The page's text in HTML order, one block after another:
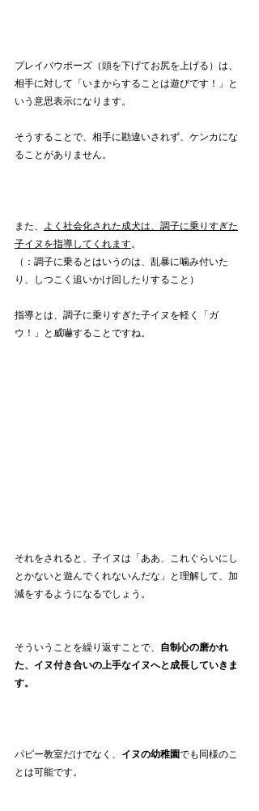
プレイバウポーズ（頭を下げてお尻を上げる）は、
相手に対して「いまからすることは遊びです！」と
いう意思表示になります。
そうすることで、相手に勘違いされず、ケンカにな
ることがありません。
また、 よく社会化された成犬は、調子に乗りすぎた
子イヌを指導してくれます。
（：調子に乗るとはいうのは、乱暴に噛み付いた
り、しつこく追いかけ回したりすること）
指導とは、調子に乗りすぎた子イヌを軽く「ガ
ウ！」と威嚇することですね。
それをされると、子イヌは「ああ、これぐらいにし
とかないと遊んでくれないんだな」と理解して、加
減をするようになるでしょう。
そういうことを繰り返すことで、 自制心の磨かれ
た、イヌ付き合いの上手なイヌへと成長していきま
す。
パピー教室だけでなく、 イヌの幼稚園でも同様のこ
とは可能です。